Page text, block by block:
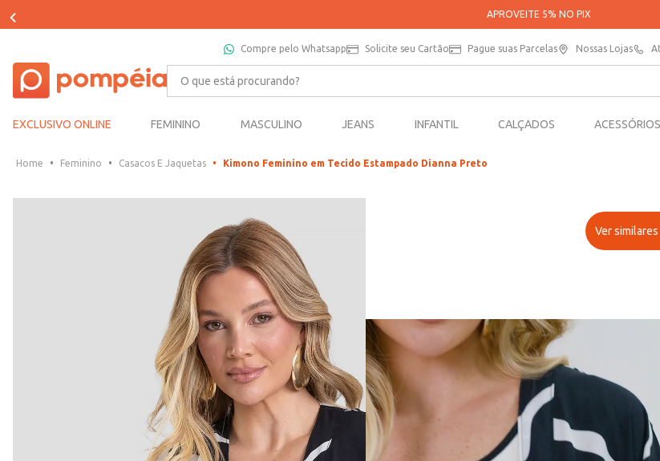
PARCELE SUAS COMPRAS EM ATÉ 5X SEM JUROS*
Compre pelo Whatsapp Solicite seu Cartão Pague suas Parcelas Nossas Lojas
O que está procurando?
EXCLUSIVO ONLINE FEMININO MASCULINO JEANS INFANTIL CALÇADOS ACESSÓRIOS
Feminino Casacos E Jaquetas Kimono Feminino em Tecido Estampado Dianna Preto
Ver similares